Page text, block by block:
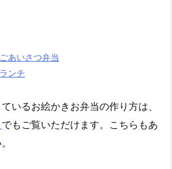
あいさつ弁当
ンチ
いるお絵かきお弁当の作り方は、
でもご覧いただけます。こちらもあ